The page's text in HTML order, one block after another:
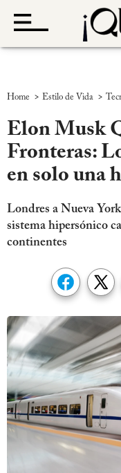
Home > Estilo de Vida >
Elon Musk
Fronteras:
en solo una
Londres a Nueva
sistema hipersónico
continentes